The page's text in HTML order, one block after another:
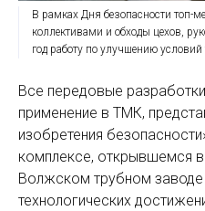
В рамках Дня безопасности топ-
коллективами и обходы цехов,
год работу по улучшению условий
Все передовые
применение в ТМК,
изобретения
комплексе, открывшемся
Волжском трубном
технологических